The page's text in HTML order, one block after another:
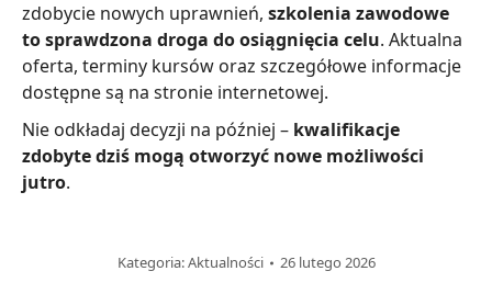
zdobycie nowych uprawnień, szkolenia zawodowe
to sprawdzona droga do osiągnięcia celu. Aktualna
oferta, terminy kursów oraz szczegółowe informacje
dostępne są na stronie internetowej.
Nie odkładaj decyzji na później – kwalifikacje
zdobyte dziś mogą otworzyć nowe możliwości
jutro.
Kategoria:Aktualności 26 lutego 2026